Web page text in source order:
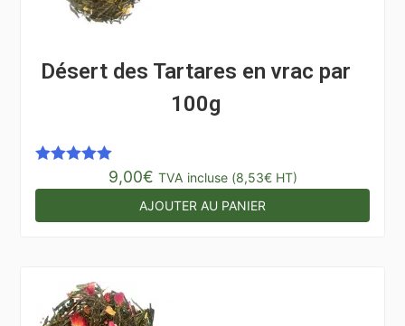
Désert des Tartares en vrac par
100g
9,00€ TVA incluse (8,53€HT)
AJOUTER AU PANIER